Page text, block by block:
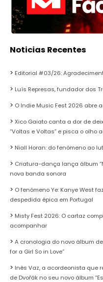
Noticias Recentes
Editorial #03/26:
Luís Represas, fundador dos
O Indie Music Fest 2026 abre
Xico Gaiato canta a dor de
“Voltas e Voltas” e pisca o olho
Niall Horan: do fenómeno ao
Criatura-dança lança álbum
nova banda sonora
O fenómeno Ye: Kanye West
despedida épica em Portugal
Misty Fest 2026: O cartaz
acompanhar
A cronologia do novo álbum de
for a Girl So in Love”
Inês Vaz, a acordeonista que
de Dvořák no seu novo álbum